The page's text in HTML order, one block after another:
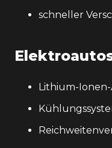
schneller
Lithium-Ionen-